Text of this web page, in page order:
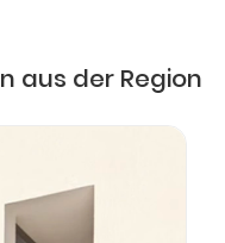
aus der Region